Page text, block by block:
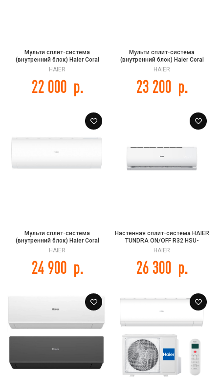
Мульти сплит-система
(внутренний блок) Haier Coral
Super Match AS20PS1HRA-M
HAIER
22 000 р.
Мульти сплит-система
(внутренний блок) Haier Coral
Super Match AS25PS1HRA-M
HAIER
23 200 р.
Мульти сплит-система
(внутренний блок) Haier Coral
Super Match AS35PS1HRA-M
HAIER
24 900 р.
Настенная сплит-система HAIER
TUNDRA ON/OFF R32 HSU-
07HTT03/R3 / HSU-07HTT103/R3
HAIER
26 300 р.